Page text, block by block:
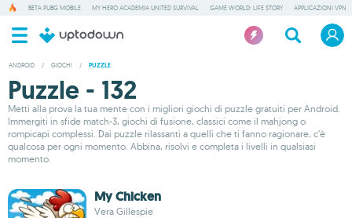
BETA PUBG MOBILE MY HERO ACADEMIA UNITED SURVIVAL GAME WORLD: LIFE STORY APPLICAZIONI VPN
ANDROID / GIOCHI / PUZZLE
Puzzle - 132
Metti alla prova la tua mente con i migliori giochi di puzzle gratuiti per Android.
Immergiti in sfide match-3, giochi di fusione, classici come il mahjong o
rompicapi complessi. Dai puzzle rilassanti a quelli che ti fanno ragionare, c’è
qualcosa per ogni momento. Abbina, risolvi e completa i livelli in qualsiasi
momento.
My Chicken
Vera Gillespie